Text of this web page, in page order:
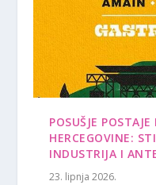
POSUŠJE
HERCEGOVINE:
INDUSTRIJA I
23. lipnja 2026.